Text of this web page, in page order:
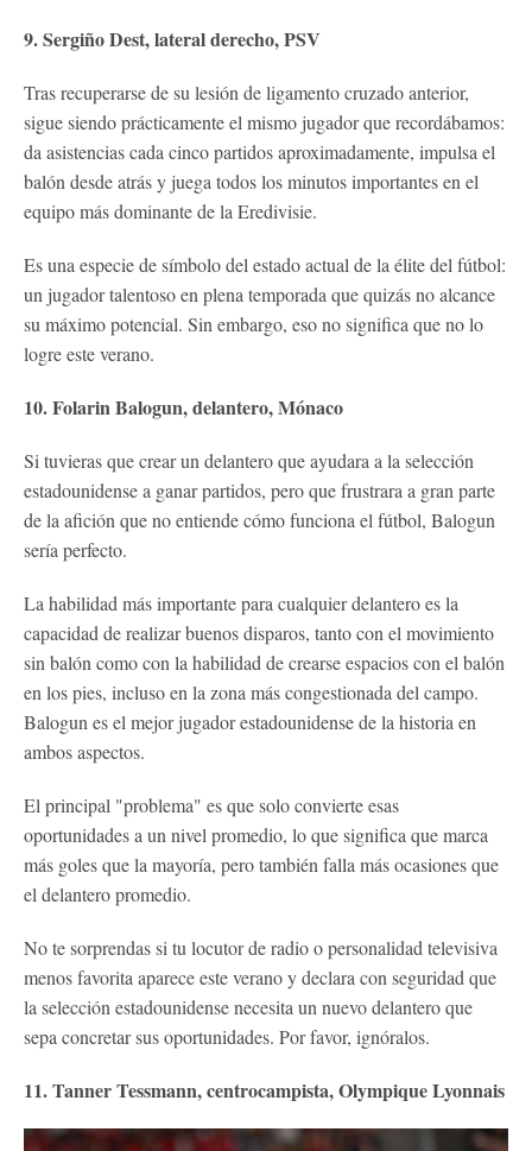
9. Sergiño Dest, lateral derecho, PSV
Tras recuperarse de su lesión de ligamento cruzado anterior,
sigue siendo prácticamente el mismo jugador que recordábamos:
da asistencias cada cinco partidos aproximadamente, impulsa el
balón desde atrás y juega todos los minutos importantes en el
equipo más dominante de la Eredivisie.
Es una especie de símbolo del estado actual de la élite del fútbol:
un jugador talentoso en plena temporada que quizás no alcance
su máximo potencial. Sin embargo, eso no significa que no lo
logre este verano.
10. Folarin Balogun, delantero, Mónaco
Si tuvieras que crear un delantero que ayudara a la selección
estadounidense a ganar partidos, pero que frustrara a gran parte
de la afición que no entiende cómo funciona el fútbol, ​​Balogun
sería perfecto.
La habilidad más importante para cualquier delantero es la
capacidad de realizar buenos disparos, tanto con el movimiento
sin balón como con la habilidad de crearse espacios con el balón
en los pies, incluso en la zona más congestionada del campo.
Balogun es el mejor jugador estadounidense de la historia en
ambos aspectos.
El principal "problema" es que solo convierte esas
oportunidades a un nivel promedio, lo que significa que marca
más goles que la mayoría, pero también falla más ocasiones que
el delantero promedio.
No te sorprendas si tu locutor de radio o personalidad televisiva
menos favorita aparece este verano y declara con seguridad que
la selección estadounidense necesita un nuevo delantero que
sepa concretar sus oportunidades. Por favor, ignóralos.
11. Tanner Tessmann, centrocampista, Olympique Lyonnais